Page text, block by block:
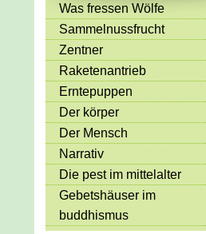
Was fressen Wölfe
Sammelnussfrucht
Zentner
Raketenantrieb
Erntepuppen
Der körper
Der Mensch
Narrativ
Die pest im mittelalter
Gebetshäuser im
buddhismus